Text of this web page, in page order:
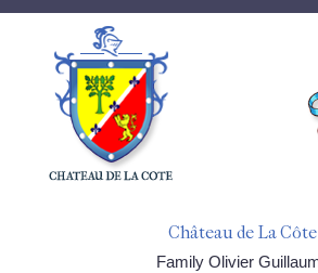
Château de La Côte
Family Olivier